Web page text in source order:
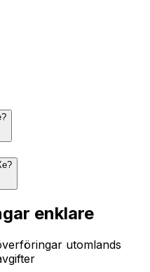
enklare
utomlands